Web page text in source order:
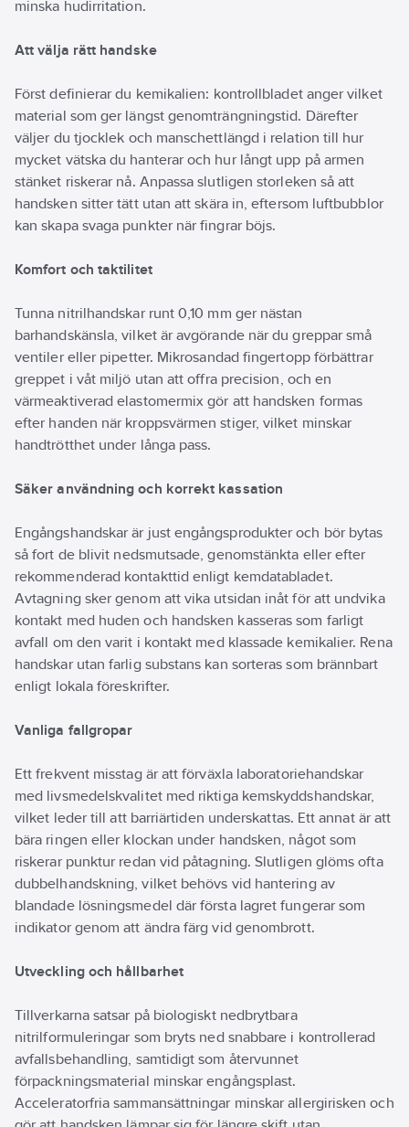
är godkända för
Standard:
Kat 3: EN
ISO 374-1:2016 Type B
EN ISO 374-5:2016.
minska hudirritation.
Att välja rätt handske
Först definierar du kemikalien: kontrollbladet anger vilket
material som ger längst genomträngningstid. Därefter
väljer du tjocklek och manschettlängd i relation till hur
mycket vätska du hanterar och hur långt upp på armen
stänket riskerar nå. Anpassa slutligen storleken så att
handsken sitter tätt utan att skära in, eftersom luftbubblor
kan skapa svaga punkter när fingrar böjs.
Komfort och taktilitet
Tunna nitrilhandskar runt 0,10 mm ger nästan
barhandskänsla, vilket är avgörande när du greppar små
ventiler eller pipetter. Mikrosandad fingertopp förbättrar
greppet i våt miljö utan att offra precision, och en
värmeaktiverad elastomermix gör att handsken formas
efter handen när kroppsvärmen stiger, vilket minskar
handtrötthet under långa pass.
Säker användning och korrekt kassation
Engångshandskar är just engångsprodukter och bör bytas
så fort de blivit nedsmutsade, genomstänkta eller efter
rekommenderad kontakttid enligt kemdatabladet.
Avtagning sker genom att vika utsidan inåt för att undvika
kontakt med huden och handsken kasseras som farligt
avfall om den varit i kontakt med klassade kemikalier. Rena
handskar utan farlig substans kan sorteras som brännbart
enligt lokala föreskrifter.
Vanliga fallgropar
Ett frekvent misstag är att förväxla laboratoriehandskar
med livsmedelskvalitet med riktiga kemskyddshandskar,
vilket leder till att barriärtiden underskattas. Ett annat är att
bära ringen eller klockan under handsken, något som
riskerar punktur redan vid påtagning. Slutligen glöms ofta
dubbelhandskning, vilket behövs vid hantering av
blandade lösningsmedel där första lagret fungerar som
indikator genom att ändra färg vid genombrott.
Utveckling och hållbarhet
Tillverkarna satsar på biologiskt nedbrytbara
nitrilformuleringar som bryts ned snabbare i kontrollerad
avfallsbehandling, samtidigt som återvunnet
förpackningsmaterial minskar engångsplast.
Acceleratorfria sammansättningar minskar allergirisken och